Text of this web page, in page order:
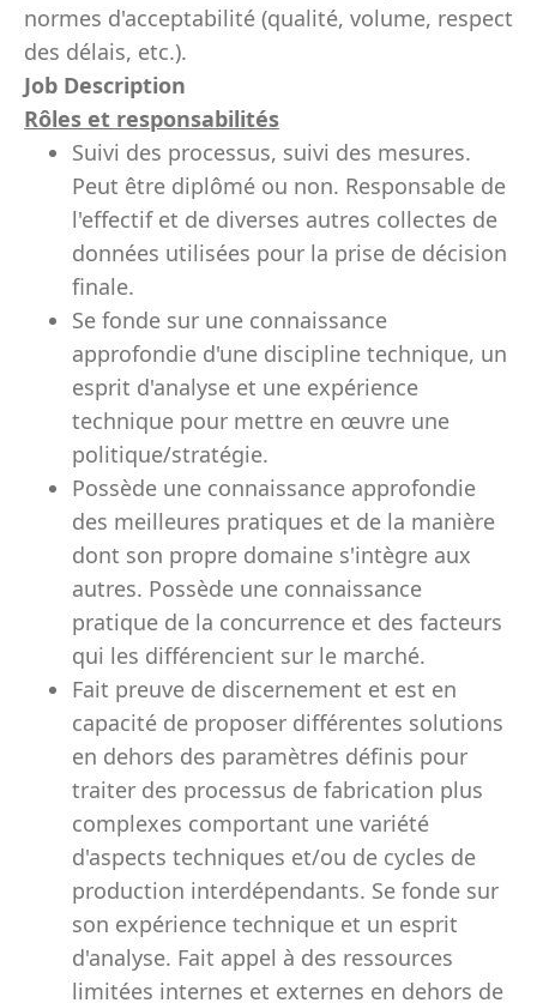
normes d'acceptabilité (qualité, volume, respect
des délais, etc.).
Job Description
Rôles et responsabilités
Suivi des processus, suivi des mesures.
Peut être diplômé ou non. Responsable de
l'effectif et de diverses autres collectes de
données utilisées pour la prise de décision
finale.
Se fonde sur une connaissance
approfondie d'une discipline technique, un
esprit d'analyse et une expérience
technique pour mettre en œuvre une
politique/stratégie.
Possède une connaissance approfondie
des meilleures pratiques et de la manière
dont son propre domaine s'intègre aux
autres. Possède une connaissance
pratique de la concurrence et des facteurs
qui les différencient sur le marché.
Fait preuve de discernement et est en
capacité de proposer différentes solutions
en dehors des paramètres définis pour
traiter des processus de fabrication plus
complexes comportant une variété
d'aspects techniques et/ou de cycles de
production interdépendants. Se fonde sur
son expérience technique et un esprit
d'analyse. Fait appel à des ressources
limitées internes et externes en dehors de